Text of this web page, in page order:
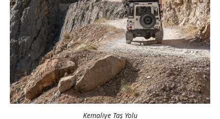
Kemaliye Taş Yolu